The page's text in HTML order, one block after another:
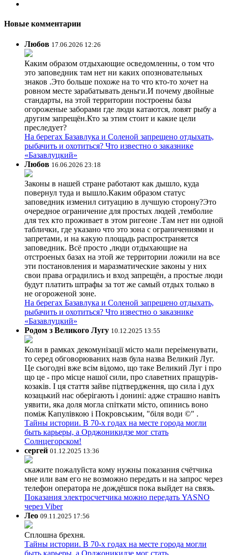
Новые комментарии
Любов 17.06.2026 12:26
Каким образом отдыхающие осведомленны, о том что
это заповедник там нет ни каких опозновательных
знаков .Это больше похоже на то что кто-то хочет на
ровном месте зарабатывать деньги.И почему двойные
стандарты, на этой территории построены базы
огороженые заборами где люди катаются, ловят рыбу а
другим запрещён.Кто за этим стоит и какие цели
преследует?
На берегах Базавлука и Соленой запрещено отдыхать,
рыбачить и охотиться? Что известно о заказнике
«Базавлуцкий»
Любов 16.06.2026 23:18
Законы в нашей стране работают как дышло, куда
повернул туда и вышло.Каким образом статус
заповедник изменил ситуацию в лучшую сторону?Это
очередное ограничение для простых людей ,темболие
для тех кто проживает в этом ригеоне .Там нет ни одной
таблички, где указано что это зона с ограничениями и
запретами, и на какую площадь распространяется
заповедник. Всё просто ,люди отдыхающие на
отстроеных базах на этой же территории ложили на все
эти постановления и маразматические законы у них
свои права оградились и вход запрещён, а простые люди
будут платить штрафы за тот же самый отдых только в
не огороженой зоне.
На берегах Базавлука и Соленой запрещено отдыхать,
рыбачить и охотиться? Что известно о заказнике
«Базавлуцкий»
Родом з Великого Лугу 10.12.2025 13:55
Коли в рамках декомунізації місто мали переіменувати,
то серед обговорюваних назв була назва Великий Луг.
Це сьогодні вже всім відомо, що таке Великий Луг і про
що це - про місце нашої сили, про славетних пращурів-
козаків. І ця стаття зайве підтвердження, що сила і дух
козацький нас оберігають і донині: адже страшно навіть
уявити, яка доля могла спіткати місто, опинись воно
поміж Капулівкою і Покровським, "біля води ©" .
Тайны истории. В 70-х годах на месте города могли
быть карьеры, а Орджоникидзе мог стать
Солнцегорском!
сергей 01.12.2025 13:36
скажите пожалуйста кому нужны показания счётчика
мне или вам его не возможно передать и на запрос через
телефон оператора не дождёшся пока выйдет на связь.
Показания электросчетчика можно передать YASNO
через Viber
Лео 09.11.2025 17:56
Сплошна брехня.
Тайны истории. В 70-х годах на месте города могли
быть карьеры, а Орджоникидзе мог стать